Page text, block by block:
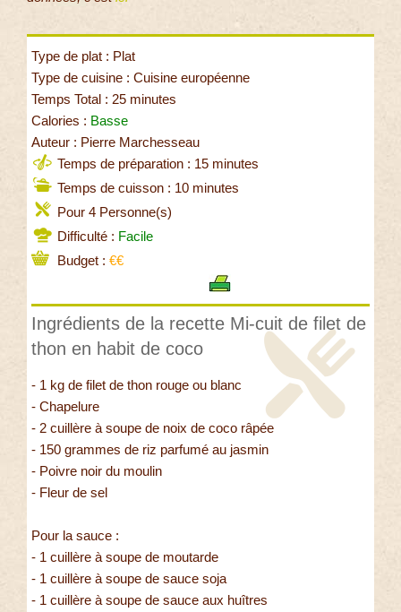
Type de plat : Plat
Type de cuisine : Cuisine européenne
Temps Total : 25 minutes
Calories : Basse
Auteur : Pierre Marchesseau
Temps de préparation : 15 minutes
Temps de cuisson : 10 minutes
Pour 4 Personne(s)
Difficulté : Facile
Budget : €€
Ingrédients de la recette Mi-cuit de filet de
thon en habit de coco
- 1 kg de filet de thon rouge ou blanc
- Chapelure
- 2 cuillère à soupe de noix de coco râpée
- 150 grammes de riz parfumé au jasmin
- Poivre noir du moulin
- Fleur de sel
Pour la sauce :
- 1 cuillère à soupe de moutarde
- 1 cuillère à soupe de sauce soja
- 1 cuillère à soupe de sauce aux huîtres